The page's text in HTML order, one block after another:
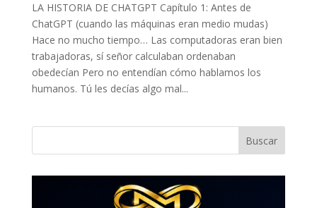
LA HISTORIA DE CHATGPT Capítulo 1: Antes de
ChatGPT (cuando las máquinas eran medio mudas)
Hace no mucho tiempo… Las computadoras eran bien
trabajadoras, sí señor calculaban ordenaban
obedecían Pero no entendían cómo hablamos los
humanos. Tú les decías algo mal...
Buscar